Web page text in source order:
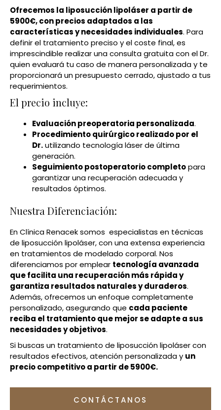
Ofrecemos la liposucción lipoláser a partir de
5900€, con precios adaptados a las
características y necesidades individuales. Para
definir el tratamiento preciso y el coste final, es
imprescindible realizar una consulta gratuita con el Dr.
quien evaluará tu caso de manera personalizada y te
proporcionará un presupuesto cerrado, ajustado a tus
requerimientos.
El precio incluye:
Evaluación preoperatoria personalizada.
Procedimiento quirúrgico realizado por el
Dr.utilizando tecnología láser de última
generación.
Seguimiento postoperatorio completopara
garantizar una recuperación adecuada y
resultados óptimos.
Nuestra Diferenciación:
En Clínica Renacek somos especialistas en técnicas
de liposucción lipoláser, con una extensa experiencia
en tratamientos de modelado corporal. Nos
diferenciamos por emplear tecnología avanzada
que facilita una recuperación más rápida y
garantiza resultados naturales y duraderos.
Además, ofrecemos un enfoque completamente
personalizado, asegurando que cada paciente
reciba el tratamiento que mejor se adapte a sus
necesidades y objetivos.
Si buscas un tratamiento de liposucción lipoláser con
resultados efectivos, atención personalizada y un
precio competitivo a partir de 5900€.
CONTÁCTANOS